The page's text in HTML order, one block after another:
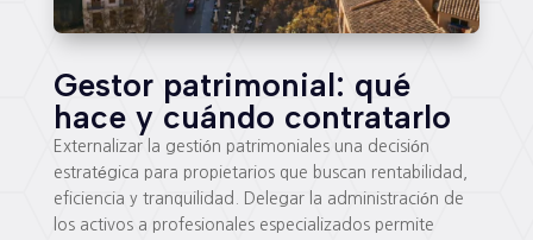
Gestor patrimonial: qué
hace y cuándo contratarlo
Externalizar la gestión patrimoniales una decisión
estratégica para propietarios que buscan rentabilidad,
eficiencia y tranquilidad. Delegar la administración de
los activos a profesionales especializados permite